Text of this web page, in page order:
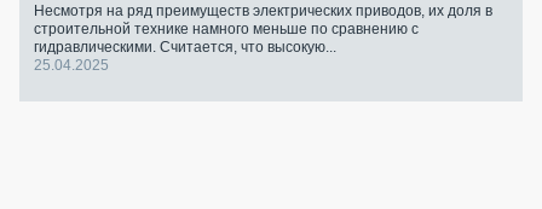
Несмотря на ряд преимуществ электрических приводов, их доля в
строительной технике намного меньше по сравнению с
гидравлическими. Считается, что высокую...
25.04.2025